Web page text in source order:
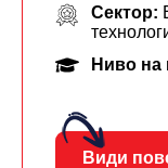
Сектор:
Ниво на
Види